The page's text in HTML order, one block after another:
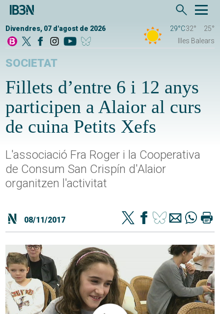
Divendres, 07 d'agost de 2026 29°C32°
25°
Illes Balears
SOCIETAT
Fillets d’entre 6 i 12 anys
participen a Alaior al curs
de cuina Petits Xefs
L'associació Fra Roger i la Cooperativa
de Consum San Crispín d'Alaior
organitzen l'activitat
08/11/2017